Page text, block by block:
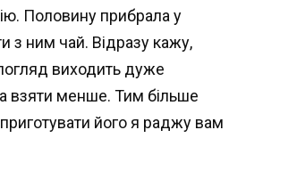
Половину прибрала у
з ним чай. Відразу кажу,
виходить дуже
взяти менше. Тим більше
його я раджу вам